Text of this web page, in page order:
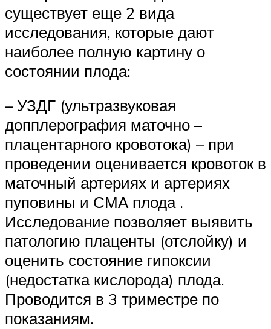
существует еще 2 вида
исследования, которые дают
наиболее полную картину о
состоянии плода:
– УЗДГ (ультразвуковая
допплерография маточно –
плацентарного кровотока) – при
проведении оценивается кровоток в
маточный артериях и артериях
пуповины и СМА плода .
Исследование позволяет выявить
патологию плаценты (отслойку) и
оценить состояние гипоксии
(недостатка кислорода) плода.
Проводится в 3 триместре по
показаниям.